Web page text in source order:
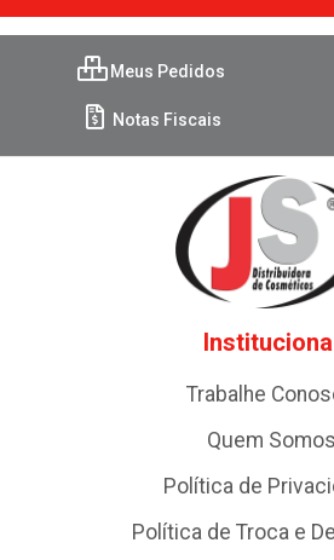
Meus Pedidos
Notas Fiscais
Trabalhe
Quem Somos
Política de
Política de Troca e